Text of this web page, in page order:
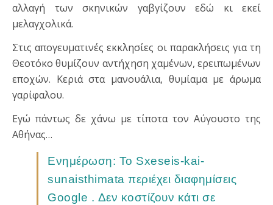
αλλαγή των σκηνικών γαβγίζουν εδώ κι εκεί
μελαγχολικά.
Στις απογευματινές εκκλησίες οι παρακλήσεις για τη
Θεοτόκο θυμίζουν αντήχηση χαμένων, ερειπωμένων
εποχών. Κεριά στα μανουάλια, θυμίαμα με άρωμα
γαρίφαλου.
Εγώ πάντως δε χάνω με τίποτα τον Αύγουστο της
Αθήνας…
Ενημέρωση: Το Sxeseis-kai-
sunaisthimata περιέχει διαφημίσεις
Google . Δεν κοστίζουν κάτι σε